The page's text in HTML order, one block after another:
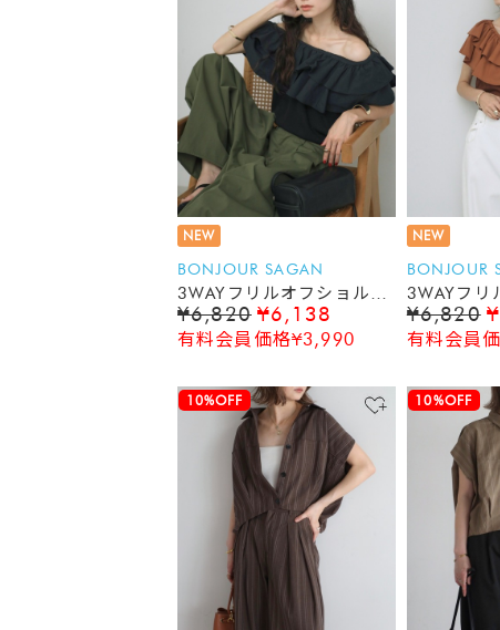
NEW
BONJOUR SAGAN
3WAYフリルオフショルノ
ースリーブトップス
¥6,820 ¥6,138
有料会員価格¥3,990
NEW
BONJOUR
3WAYフリ
ースリーブ
¥6,820
有料会員
10%OFF 10%OFF